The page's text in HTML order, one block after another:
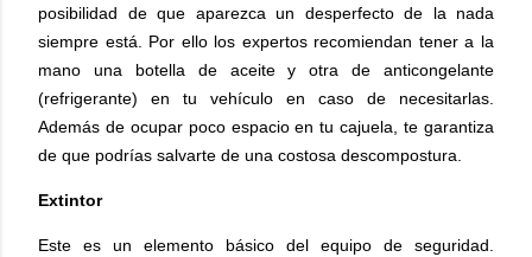
posibilidad de que aparezca un desperfecto de la nada
siempre está. Por ello los expertos recomiendan tener a la
mano una botella de aceite y otra de anticongelante
(refrigerante) en tu vehículo en caso de necesitarlas.
Además de ocupar poco espacio en tu cajuela, te garantiza
de que podrías salvarte de una costosa descompostura.
Extintor
Este es un elemento básico del equipo de seguridad.